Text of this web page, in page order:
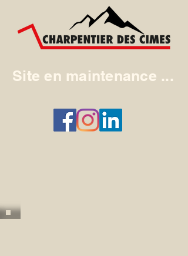
Site en maintenance ...